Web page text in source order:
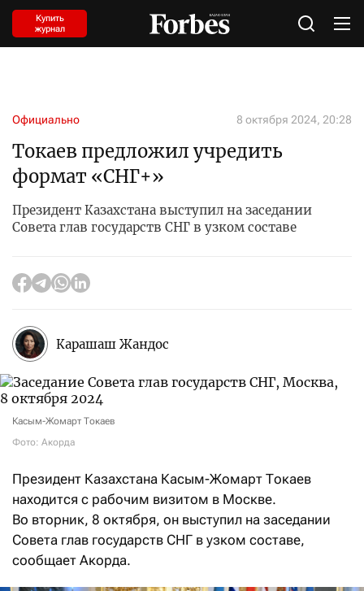
Купить
журнал
Официально 8 октября 2024, 20:28
Токаев предложил учредить
формат «СНГ+»
Президент Казахстана выступил на заседании
Совета глав государств СНГ в узком составе
Карашаш Жандос
Касым-Жомарт Токаев
Фото: Акорда
Президент Казахстана Касым-Жомарт Токаев
находится с рабочим визитом в Москве.
Во вторник, 8 октября, он выступил на заседании
Совета глав государств СНГ в узком составе,
сообщает Акорда.